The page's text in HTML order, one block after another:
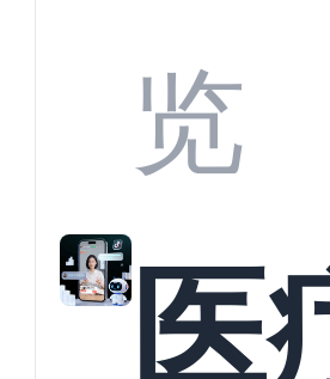
业
准
何
教
览
医